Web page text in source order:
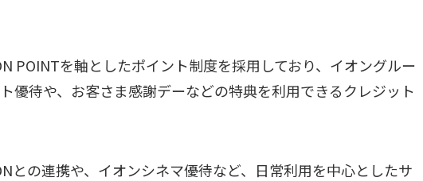
POINTを軸としたポイント制度を採用しており、イオングルー
優待や、お客さま感謝デーなどの特典を利用できるクレジット
との連携や、イオンシネマ優待など、日常利用を中心としたサ